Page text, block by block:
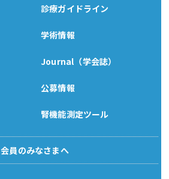
診療ガイドライン
学術情報
Journal（学会誌）
公募情報
腎機能測定ツール
会員のみなさまへ